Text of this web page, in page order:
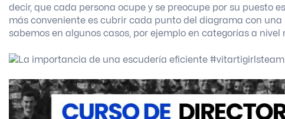
decir, que cada persona ocupe y se preocupe por su puesto
más conveniente es cubrir cada punto del diagrama con
sabemos en algunos casos, por ejemplo en categorías a nivel